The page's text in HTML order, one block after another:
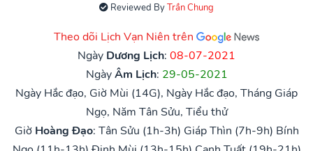
Reviewed ByTrần Chung
Theo dõi Lịch Vạn Niên trên
Ngày Dương Lịch: 08-07-2021
NgàyÂm Lịch: 29-05-2021
Ngày Hắc đạo, Giờ Mùi (14G), Ngày Hắc đạo, Tháng Giáp
Ngọ, Năm Tân Sửu, Tiểu thử
Giờ Hoàng Đạo: Tân Sửu (1h-3h) Giáp Thìn (7h-9h) Bính